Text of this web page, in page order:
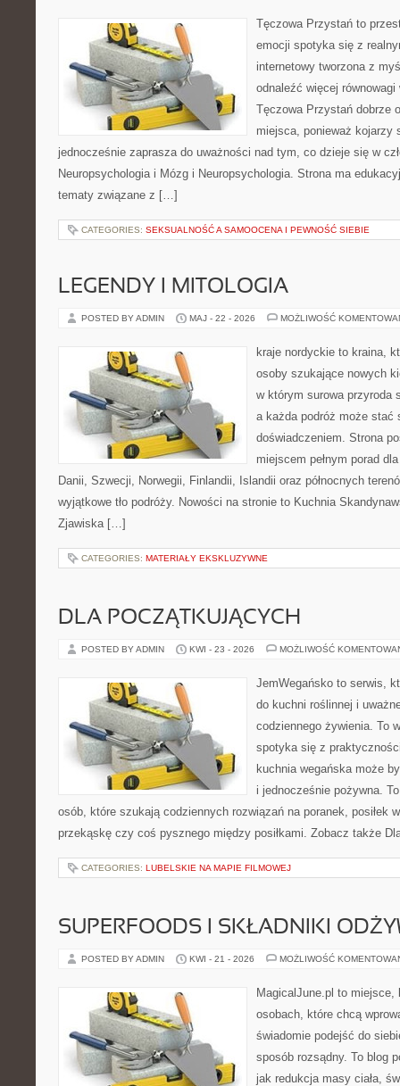
Tęczowa Przystań to
emocji spotyka się z
internetowy tworzona z
odnaleźć więcej
Tęczowa Przystań dobrze
miejsca, ponieważ kojarzy
jednocześnie zaprasza do uważności nad tym, co dzieje się w
Neuropsychologia i Mózg i Neuropsychologia. Strona ma
tematy związane z […]
CATEGORIES: SEKSUALNOŚĆ A SAMOOCENA I PEWNOŚĆ SIEBIE
LEGENDY I MITOLOGIA
POSTED BY ADMIN MAJ - 22 - 2026 MOŻLIWOŚĆ
kraje nordyckie to kraina,
osoby szukające nowych
w którym surowa przyroda
a każda podróż może stać
doświadczeniem. Strona
miejscem pełnym porad
Danii, Szwecji, Norwegii, Finlandii, Islandii oraz północnych
wyjątkowe tło podróży. Nowości na stronie to Kuchnia
Zjawiska […]
CATEGORIES: MATERIAŁY EKSKLUZYWNE
DLA POCZĄTKUJĄCYCH
POSTED BY ADMIN KWI - 23 - 2026 MOŻLIWOŚĆ
JemWegańsko to serwis,
do kuchni roślinnej i
codziennego żywienia. To
spotyka się z
kuchnia wegańska może
i jednocześnie pożywna.
osób, które szukają codziennych rozwiązań na poranek, posiłek
przekąskę czy coś pysznego między posiłkami. Zobacz także
CATEGORIES: LUBELSKIE NA MAPIE FILMOWEJ
SUPERFOODS I SKŁADNIKI
POSTED BY ADMIN KWI - 21 - 2026 MOŻLIWOŚĆ
MagicalJune.pl to miejsce,
osobach, które chcą
świadomie podejść do
sposób rozsądny. To blog
jak redukcja masy ciała,